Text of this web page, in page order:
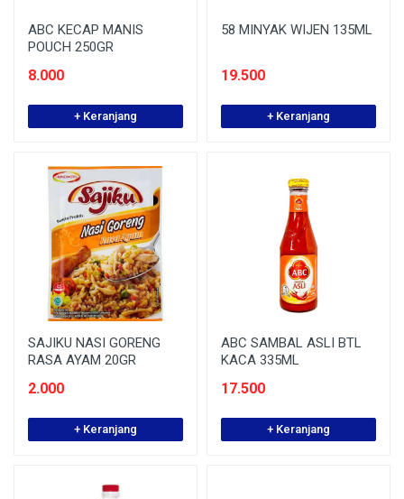
ABC KECAP MANIS
POUCH 250GR
8.000
+ Keranjang
58 MINYAK WIJEN 135ML
19.500
+ Keranjang
SAJIKU NASI GORENG
RASA AYAM 20GR
2.000
+ Keranjang
ABC SAMBAL ASLI BTL
KACA 335ML
17.500
+ Keranjang